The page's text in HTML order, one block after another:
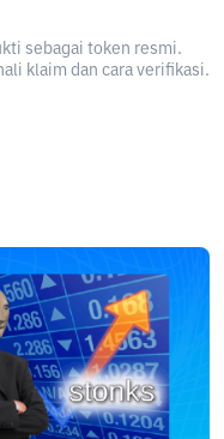
sebagai token resmi.
klaim dan cara verifikasi.